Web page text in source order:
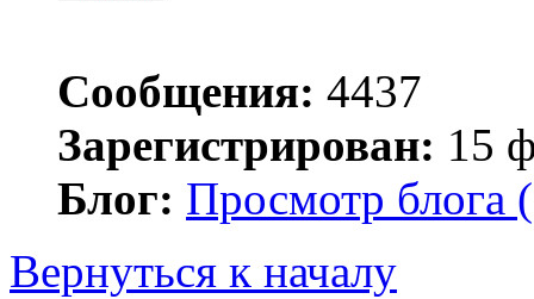
Сообщения: 4437
Зарегистрирован: 15
Блог: Просмотр блога
Вернуться к началу